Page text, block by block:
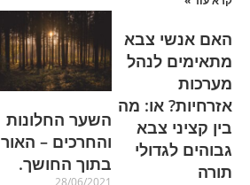
האם אנשי צבא
מתאימים לנהל
מערכות
אזרחיות? או: מה
בין קציני צבא
גבוהים לגדולי
תורה
השער החלונות
והחרכים – האור
בתוך החושך.
28/06/2021